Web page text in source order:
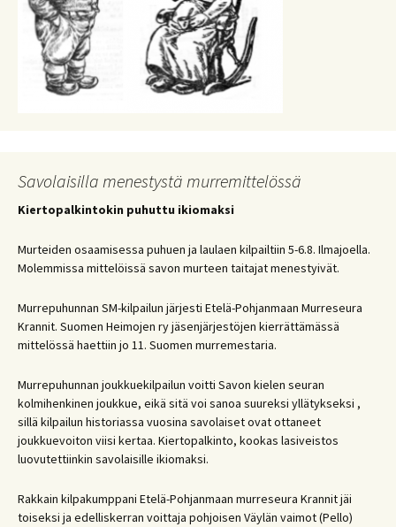
Savolaisilla menestystä murremittelössä
Kiertopalkintokin puhuttu ikiomaksi
Murteiden osaamisessa puhuen ja laulaen kilpailtiin 5-6.8. Ilmajoella.
Molemmissa mittelöissä savon murteen taitajat menestyivät.
Murrepuhunnan SM-kilpailun järjesti Etelä-Pohjanmaan Murreseura
Krannit. Suomen Heimojen ry jäsenjärjestöjen kierrättämässä
mittelössä haettiin jo 11. Suomen murremestaria.
Murrepuhunnan joukkuekilpailun voitti Savon kielen seuran
kolmihenkinen joukkue, eikä sitä voi sanoa suureksi yllätykseksi ,
sillä kilpailun historiassa vuosina savolaiset ovat ottaneet
joukkuevoiton viisi kertaa. Kiertopalkinto, kookas lasiveistos
luovutettiinkin savolaisille ikiomaksi.
Rakkain kilpakumppani Etelä-Pohjanmaan murreseura Krannit jäi
toiseksi ja edelliskerran voittaja pohjoisen Väylän vaimot (Pello)